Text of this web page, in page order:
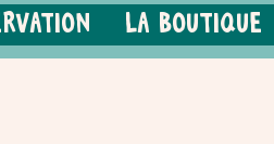
La boutique